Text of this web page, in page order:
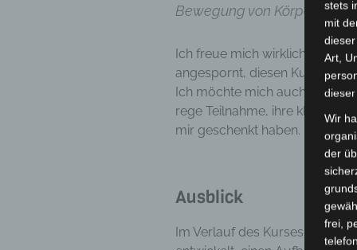
Bewegung von Körper,
Ich freue mich wirklich sehr
angespornt, diesen Kurs
Ich möchte mich auch bei
rege Teilnahme, ihre klugen
mir geschenkt haben.
Ausblick
Im Verlauf des Kurses hat
stets
mit
Art,
Wir
der
frei,